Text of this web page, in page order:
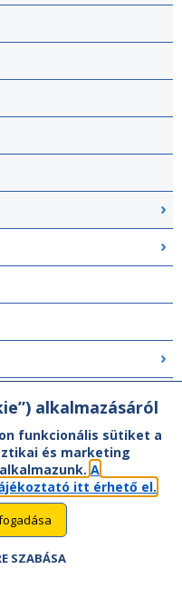
alkalmazásáról
funkcionális sütiket a
és marketing
A
itt érhető el.
SZABÁSA